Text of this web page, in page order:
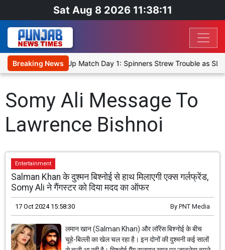
Sat Aug 8 2026 11:38:11
Breaking News
Cricket XI, Warm-Up Match Day 1: Spinners Strew Trouble as
Somy Ali Message To
Lawrence Bishnoi
Entertainment
Salman Khan के दुश्मन बिश्नोई से हाथ मिलाएगी एक्स गर्लफ्रेंड,
Somy Ali ने गैंगस्टर को दिया मदद का ऑफर
17 Oct 2024 15:58:30 By PNT Media
लमान खान (Salman Khan) और लॉरेंस बिश्नोई के बीच
चूहे-बिल्ली का खेल चल रहा है। इन दोनों की दुश्मनी कई सालों